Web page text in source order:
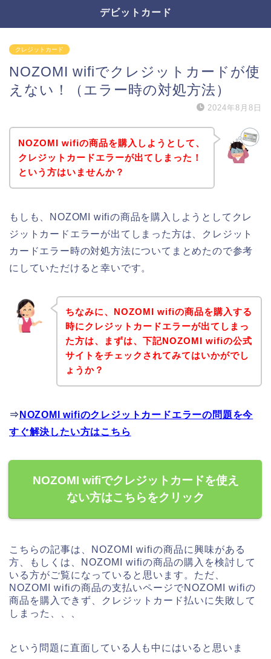
デビットカード
クレジットカード
NOZOMI wifiでクレジットカードが使
えない！（エラー時の対処方法）
2024年8月8日
NOZOMI wifiの商品を購入しようとして、
クレジットカードエラーが出てしまった！
という方はいませんか？
もしも、NOZOMI wifiの商品を購入しようとしてクレ
ジットカードエラーが出てしまった方は、クレジット
カードエラー時の対処方法についてまとめたので参考
にしていただけると幸いです。
ちなみに、NOZOMI wifiの商品を購入する
時にクレジットカードエラーが出てしまっ
た方は、まずは、下記NOZOMI wifiの公式
サイトをチェックされてみてはいかがでし
ょうか？
⇒ NOZOMI wifiのクレジットカードエラーの問題を今
すぐ解決したい方はこちら
NOZOMI wifiでクレジットカードを使え
ない方はこちらをクリック
こちらの記事は、NOZOMI wifiの商品に興味がある
方、もしくは、NOZOMI wifiの商品の購入を検討して
いる方がご覧になっていると思います。ただ、
NOZOMI wifiの商品の支払いページでNOZOMI wifiの
商品を購入できず、クレジットカード払いに失敗して
しまった、、、
という問題に直面している人も中にはいると思いま